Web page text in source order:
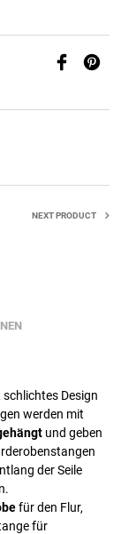
NEXT PRODUCT
Design
werden mit
und geben
der Seile
für den Flur,
für